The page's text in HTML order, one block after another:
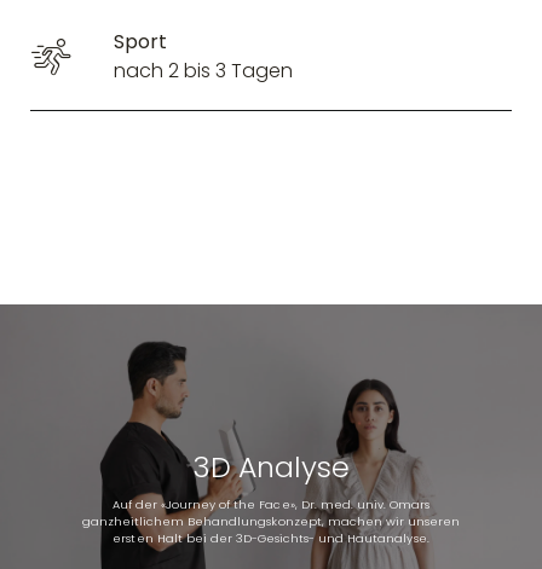
Sport
nach 2 bis 3 Tagen
3D Analyse
Auf der «Journey of the Face», Dr. med. univ. Omars
ganzheitlichem Behandlungskonzept, machen wir unseren
ersten Halt bei der 3D-Gesichts- und Hautanalyse.